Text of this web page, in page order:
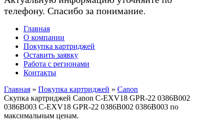
телефону. Спасибо за понимание.
Главная
О компании
Покупка картриджей
Оставить заявку
Работа с регионами
Контакты
Главная » Покупка картриджей » Canon
Скупка картриджей Canon C-EXV18 GPR-22 0386B002
0386B003 C-EXV18 GPR-22 0386B002 0386B003 по
максимальным ценам.